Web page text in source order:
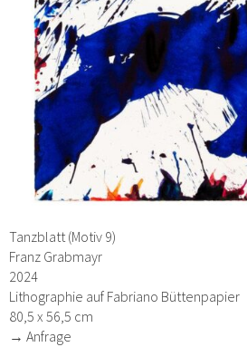
Tanzblatt (Motiv 9)
Franz Grabmayr
2024
Lithographie auf Fabriano Büttenpapier
80,5 x 56,5 cm
→ Anfrage